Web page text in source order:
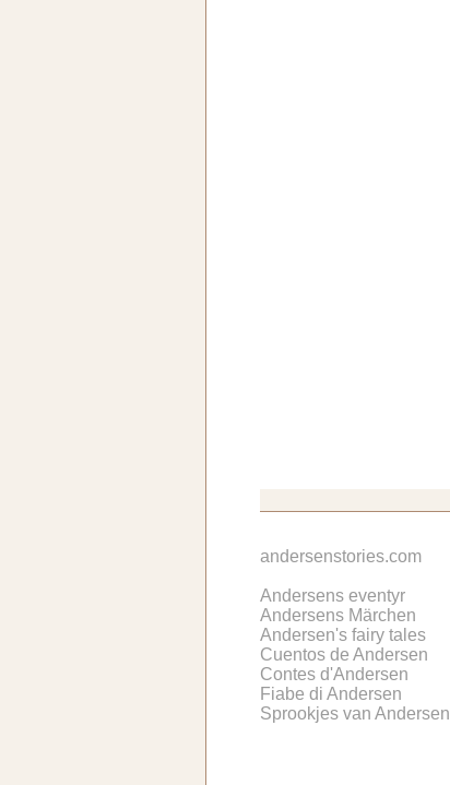
andersenstories.com
Andersens eventyr
Andersens Märchen
Andersen's fairy tales
Cuentos de Andersen
Contes d'Andersen
Fiabe di Andersen
Sprookjes van Andersen